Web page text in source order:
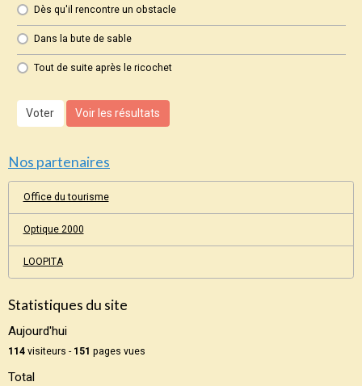
Dès qu'il rencontre un obstacle
Dans la bute de sable
Tout de suite après le ricochet
Voter Voir les résultats
Nos partenaires
Office du tourisme
Optique 2000
LOOPITA
Statistiques du site
Aujourd'hui
114 visiteurs - 151 pages vues
Total